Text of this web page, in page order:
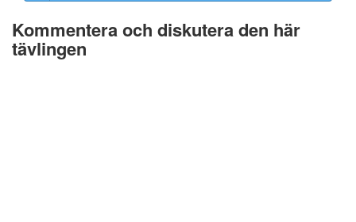
Kommentera och diskutera den här
tävlingen